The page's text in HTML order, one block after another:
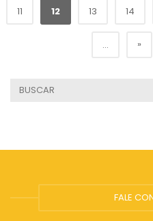
11 12 13 14
... »
FALE